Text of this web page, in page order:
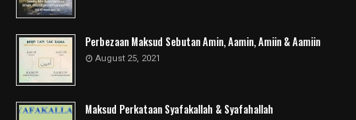
Perbezaan Maksud Sebutan Amin, Aamin, Amiin & Aamiin
August 25, 2021
Maksud Perkataan Syafakallah & Syafahallah